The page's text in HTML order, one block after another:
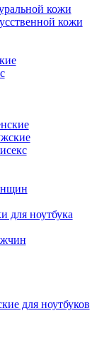
кожи
кожи
для ноутбука
для ноутбуков